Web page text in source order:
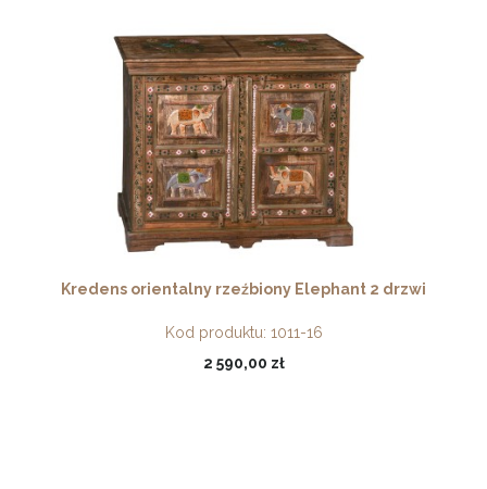
Kredens orientalny rzeźbiony Elephant 2 drzwi
Kod produktu: 1011-16
2 590,00 zł